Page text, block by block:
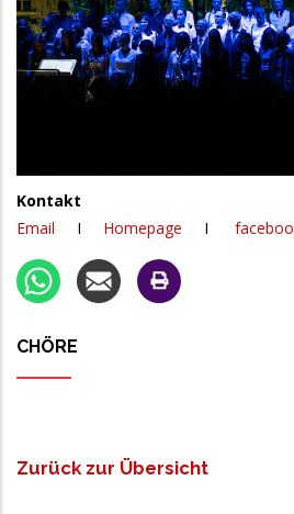
Kontakt
Email I Homepage I
CHÖRE
Zurück zur Übersicht